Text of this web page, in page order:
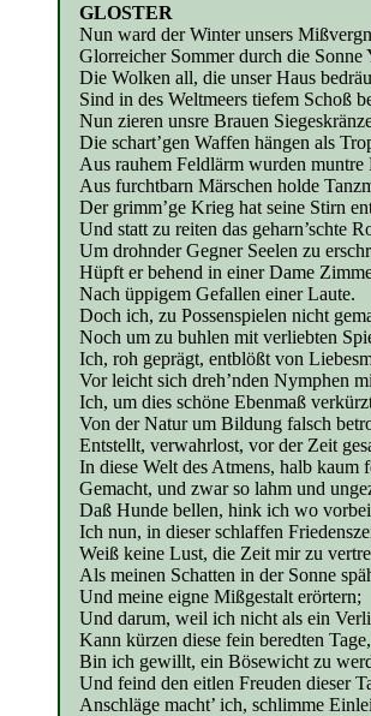
GLOSTER
Nun ward der Winter unsers
Glorreicher Sommer durch die Sonne
Die Wolken all, die unser Haus
Sind in des Weltmeers tiefem Schoß
Nun zieren unsre Brauen
Die schart’gen Waffen hängen als
Aus rauhem Feldlärm wurden muntre
Aus furchtbarn Märschen holde
Der grimm’ge Krieg hat seine Stirn
Und statt zu reiten das geharn’schte
Um drohnder Gegner Seelen zu
Hüpft er behend in einer Dame
Nach üppigem Gefallen einer Laute.
Doch ich, zu Possenspielen nicht
Noch um zu buhlen mit verliebten
Ich, roh geprägt, entblößt von
Vor leicht sich dreh’nden Nymphen
Ich, um dies schöne Ebenmaß
Von der Natur um Bildung falsch
Entstellt, verwahrlost, vor der Zeit
In diese Welt des Atmens, halb kaum
Gemacht, und zwar so lahm und
Daß Hunde bellen, hink ich wo
Ich nun, in dieser schlaffen
Weiß keine Lust, die Zeit mir zu
Als meinen Schatten in der Sonne
Und meine eigne Mißgestalt erörtern;
Und darum, weil ich nicht als ein
Kann kürzen diese fein beredten Tage,
Bin ich gewillt, ein Bösewicht zu
Und feind den eitlen Freuden dieser
Anschläge macht’ ich, schlimme